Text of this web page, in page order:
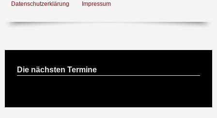
Datenschutzerklärung Impressum
Die nächsten Termine